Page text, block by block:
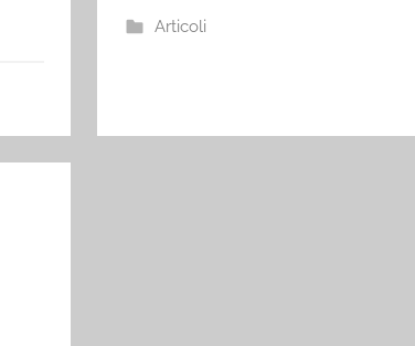
Articoli